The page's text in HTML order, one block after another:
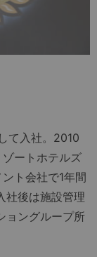
て入社。2010
ートホテルズ
ト会社で1年間
社後は施設管理
ョングループ所